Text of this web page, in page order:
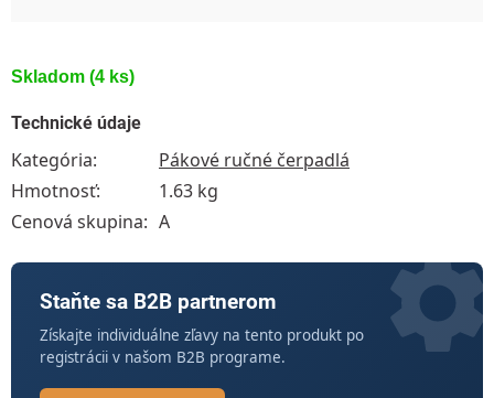
Skladom (4 ks)
Technické údaje
Kategória:
Pákové ručné čerpadlá
Hmotnosť:
1.63 kg
Cenová skupina: A
Staňte sa B2B partnerom
Získajte individuálne zľavy na tento produkt po
registrácii v našom B2B programe.